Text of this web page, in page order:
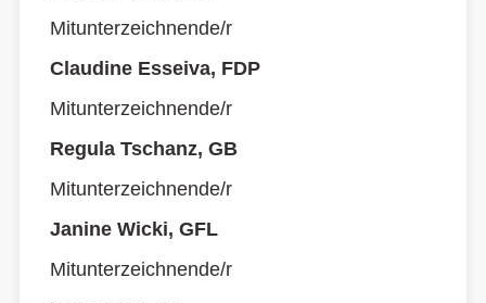
Mitunterzeichnende/r
Claudine Esseiva, FDP
Mitunterzeichnende/r
Regula Tschanz, GB
Mitunterzeichnende/r
Janine Wicki, GFL
Mitunterzeichnende/r